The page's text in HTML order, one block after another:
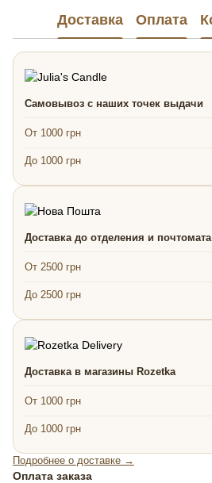
Доставка Оплата
Самовывоз с наших точек выдачи
От 1000 грн
До 1000 грн
Доставка до отделения и почтомата
От 2500 грн
До 2500 грн
Доставка в магазины Rozetka
От 1000 грн
До 1000 грн
Подробнее о доставке →
Оплата заказа